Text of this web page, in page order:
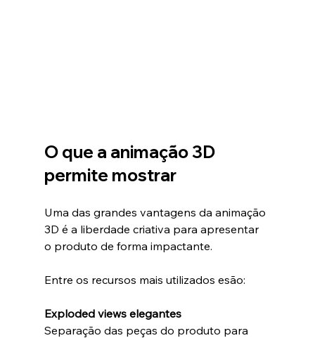
O que a animação 3D
permite mostrar
Uma das grandes vantagens da animação
3D é a liberdade criativa para apresentar
o produto de forma impactante.
Entre os recursos mais utilizados esão:
Exploded views elegantes
Separação das peças do produto para